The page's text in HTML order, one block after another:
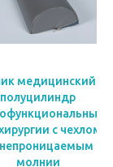
медицинский
полуцилиндр
с чехлом
на
молнии